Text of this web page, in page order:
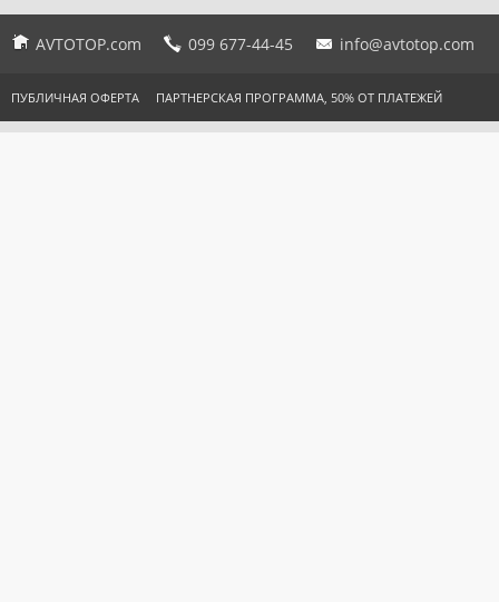
AVTOTOP.com 099 677-44-45 info@avtotop.com
ПУБЛИЧНАЯ ОФЕРТА ПАРТНЕРСКАЯ ПРОГРАММА, 50% ОТ ПЛАТЕЖЕЙ